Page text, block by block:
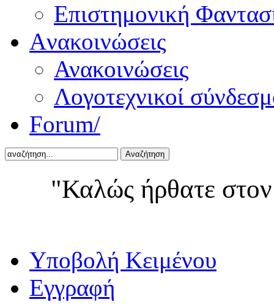
Επιστημονική
Aνακοινώσεις
Ανακοινώσεις
Λογοτεχνικοί
Forum/
Αναζήτηση
"Καλώς ήρθατε
Yποβολή Κειμένου
Εγγραφή